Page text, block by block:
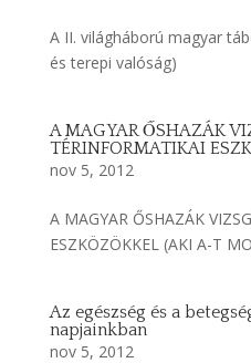
A II. világháború magyar
és terepi valóság)
A MAGYAR ŐSHAZÁK
TÉRINFORMATIKAI
nov 5, 2012
A MAGYAR ŐSHAZÁK
ESZKÖZÖKKEL (AKI A-T
Az egészség és a
napjainkban
nov 5, 2012